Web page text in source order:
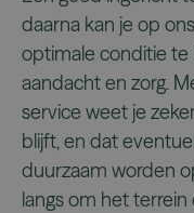
daarna kan je op
optimale conditie
aandacht en zorg.
service weet je
blijft, en dat
duurzaam worden
langs om het